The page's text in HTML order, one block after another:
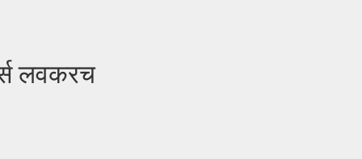
लवकरच